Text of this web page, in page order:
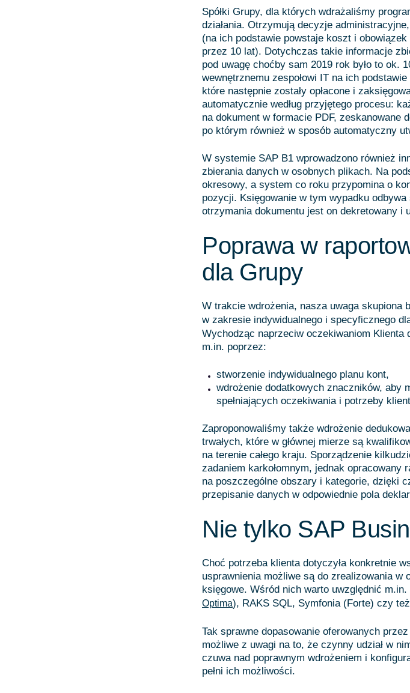
Spółki Grupy, dla których wdrażaliśmy
działania. Otrzymują decyzje
(na ich podstawie powstaje koszt i
przez 10 lat). Dotychczas takie informacje
pod uwagę choćby sam 2019 rok było to ok.
wewnętrznemu zespołowi IT na ich
które następnie zostały opłacone i
automatycznie według przyjętego procesu:
na dokument w formacie PDF, zeskanowane
po którym również w sposób automatyczny
W systemie SAP B1 wprowadzono również
zbierania danych w osobnych plikach. Na
okresowy, a system co roku przypomina o
pozycji. Księgowanie w tym wypadku
otrzymania dokumentu jest on dekretowany i
Poprawa w
dla Grupy
W trakcie wdrożenia, nasza uwaga skupiona
w zakresie indywidualnego i specyficznego
Wychodząc naprzeciw oczekiwaniom
m.in. poprzez:
stworzenie indywidualnego planu kont,
wdrożenie dodatkowych znaczników, aby
spełniających oczekiwania i potrzeby
Zaproponowaliśmy także wdrożenie
trwałych, które w głównej mierze są
na terenie całego kraju. Sporządzenie
zadaniem karkołomnym, jednak opracowany
na poszczególne obszary i kategorie, dzięki
przepisanie danych w odpowiednie pola
Nie tylko SAP
Choć potrzeba klienta dotyczyła konkretnie
usprawnienia możliwe są do zrealizowania w
księgowe. Wśród nich warto uwzględnić
Optima), RAKS SQL, Symfonia (Forte) czy
Tak sprawne dopasowanie oferowanych
możliwe z uwagi na to, że czynny udział w
czuwa nad poprawnym wdrożeniem i
pełni ich możliwości.